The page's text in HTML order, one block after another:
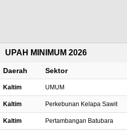
UPAH MINIMUM 2026
Daerah Sektor
Kaltim UMUM
Kaltim Perkebunan Kelapa Sawit
Kaltim Pertambangan Batubara